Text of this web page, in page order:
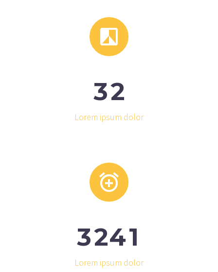


32
Lorem ipsum dolor


3241
Lorem ipsum dolor